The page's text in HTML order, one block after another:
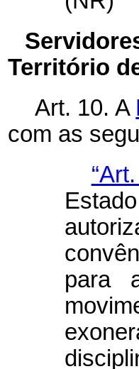
Território
Art. 10. A
com as
para